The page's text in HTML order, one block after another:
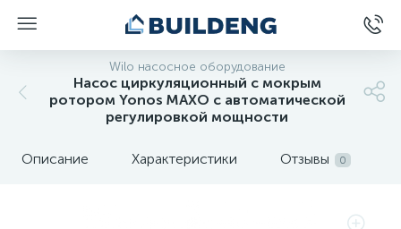
Wilo насосное оборудование
Насос циркуляционный с мокрым
ротором Yonos MAXO c автоматической
регулировкой мощности
Описание Характеристики Отзывы 0